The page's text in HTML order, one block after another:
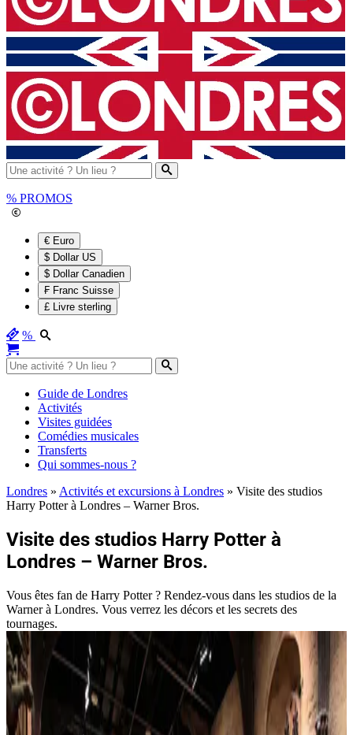
% PROMOS
€ Euro
$ Dollar US
$ Dollar Canadien
₣ Franc Suisse
£ Livre sterling
%
Guide de Londres
Activités
Visites guidées
Comédies musicales
Transferts
Qui sommes-nous ?
Londres » Activités et excursions à Londres » Visite des studios
Harry Potter à Londres – Warner Bros.
Visite des studios Harry Potter à
Londres – Warner Bros.
Vous êtes fan de Harry Potter ? Rendez-vous dans les studios de la
Warner à Londres. Vous verrez les décors et les secrets des
tournages.